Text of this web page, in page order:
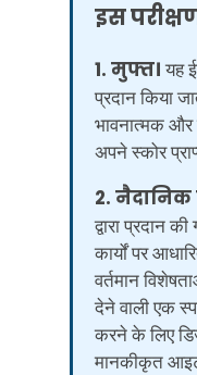
इस
1. मुफ्त।यह
प्रदान किया
भावनात्मक और
अपने स्कोर
2.
द्वारा प्रदान
कार्यों पर
वर्तमान
देने वाली एक
करने के लिए
मानकीकृत